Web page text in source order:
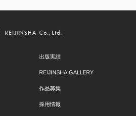
出版実績
REIJINSHA GALLERY
作品募集
採用情報